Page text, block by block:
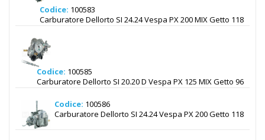
Codice: 100583
Carburatore Dellorto SI 24.24 Vespa PX 200 MIX Getto 118
Codice: 100585
Carburatore Dellorto SI 20.20 D Vespa PX 125 MIX Getto 96
Codice: 100586
Carburatore Dellorto SI 24.24 Vespa PX 200 Getto 118